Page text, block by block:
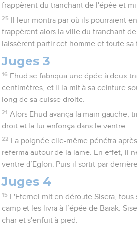
frappèrent du tranchant de l'épée et
25
Il leur montra par où ils pourraient
frappèrent alors la ville du tranchant
laissèrent partir cet homme et toute sa
Juges 3
16 Ehud se fabriqua une épée à deux
centimètres, et il la mit à sa ceinture
long de sa cuisse droite.
21 Alors Ehud avança la main gauche,
droit et la lui enfonça dans le ventre.
22
La poignée elle-même pénétra
referma autour de la lame. En effet, il
ventre d’Eglon. Puis il sortit par-derrière.
Juges 4
15
L'Eternel mit en déroute Sisera,
camp et les livra à l’épée de Barak.
char et s'enfuit à pied.